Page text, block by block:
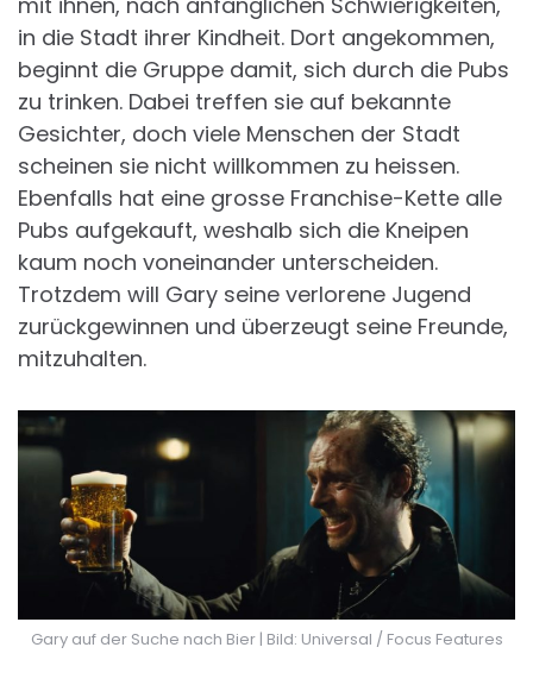
in die Stadt ihrer Kindheit. Dort angekommen,
beginnt die Gruppe damit, sich durch die Pubs
zu trinken. Dabei treffen sie auf bekannte
Gesichter, doch viele Menschen der Stadt
scheinen sie nicht willkommen zu heissen.
Ebenfalls hat eine grosse Franchise-Kette alle
Pubs aufgekauft, weshalb sich die Kneipen
kaum noch voneinander unterscheiden.
Trotzdem will Gary seine verlorene Jugend
zurückgewinnen und überzeugt seine Freunde,
mitzuhalten.
Gary auf der Suche nach Bier | Bild: Universal / Focus Features